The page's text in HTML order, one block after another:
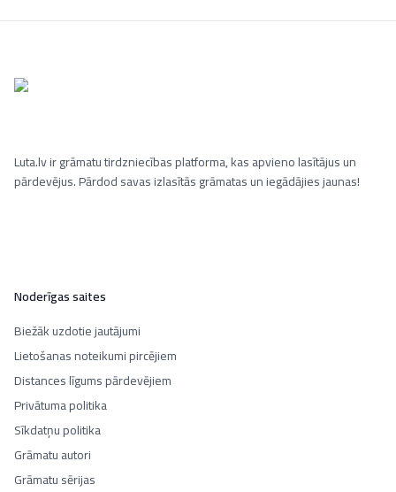
Luta.lv ir grāmatu tirdzniecības platforma, kas apvieno lasītājus un
pārdevējus. Pārdod savas izlasītās grāmatas un iegādājies jaunas!
Noderīgas saites
Biežāk uzdotie jautājumi
Lietošanas noteikumi pircējiem
Distances līgums pārdevējiem
Privātuma politika
Sīkdatņu politika
Grāmatu autori
Grāmatu sērijas